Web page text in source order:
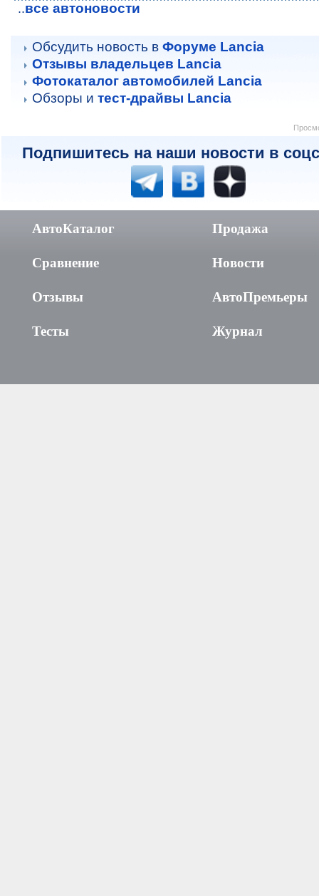
..все автоновости
Обсудить новость в Форуме Lancia
Отзывы владельцев Lancia
Фотокаталог автомобилей Lancia
Обзоры и тест-драйвы Lancia
Подпишитесь на наши новости в
АвтоКаталог
Сравнение
Отзывы
Тесты
Продажа
Новости
АвтоПремьеры
Журнал